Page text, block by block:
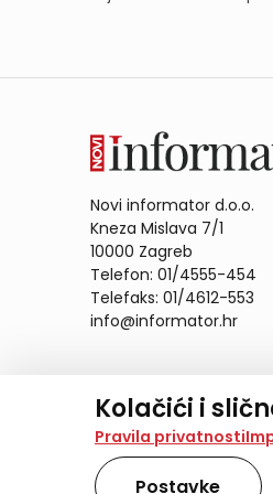
Kolačići i
Na našoj web stranici
analiziramo promet
također koriste ove
Pravila privatnosti
Postavke
Novi informator d.o.o.
Kneza Mislava 7/1
10000 Zagreb
Telefon: 01/4555-454
Telefaks: 01/4612-553
info@informator.hr